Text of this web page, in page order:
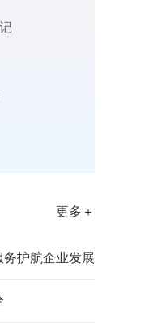
更多＋
护航企业发展